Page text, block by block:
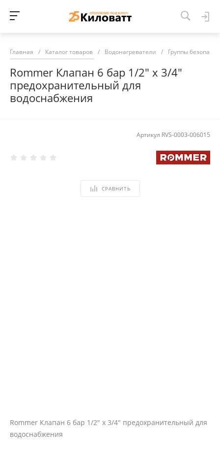
Главная / Каталог товаров / Водонагреватели / Группы
Rommer Клапан 6 бар 1/2" х 3/4"
предохранительный для
водоснабжения
Артикул RVS-0003-006015
СРАВНИТЬ
Rommer Клапан 6 бар 1/2" х 3/4" предохранительный для
водоснабжения